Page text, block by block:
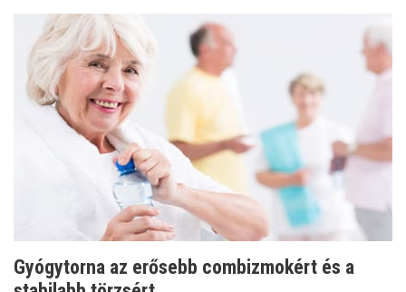
Gyógytorna az erősebb combizmokért és a